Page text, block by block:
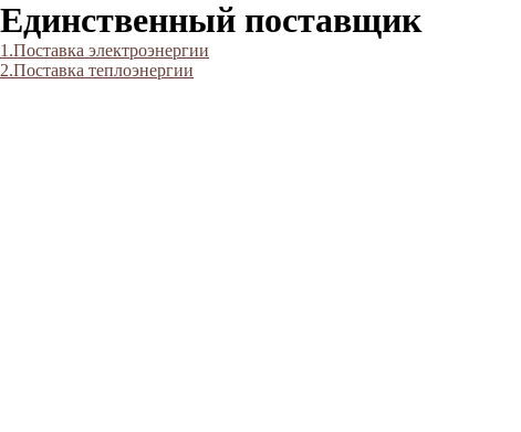
Единственный поставщик
1.Поставка электроэнергии
2.Поставка теплоэнергии